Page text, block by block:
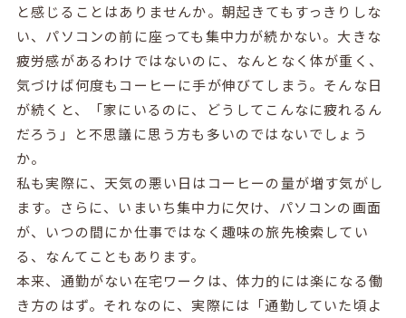
と感じることはありませんか。朝起きてもすっきりしな
い、パソコンの前に座っても集中力が続かない。大きな
疲労感があるわけではないのに、なんとなく体が重く、
気づけば何度もコーヒーに手が伸びてしまう。そんな日
が続くと、「家にいるのに、どうしてこんなに疲れるん
だろう」と不思議に思う方も多いのではないでしょう
か。
私も実際に、天気の悪い日はコーヒーの量が増す気がし
ます。さらに、いまいち集中力に欠け、パソコンの画面
が、いつの間にか仕事ではなく趣味の旅先検索してい
る、なんてこともあります。
本来、通勤がない在宅ワークは、体力的には楽になる働
き方のはず。それなのに、実際には「通勤していた頃よ